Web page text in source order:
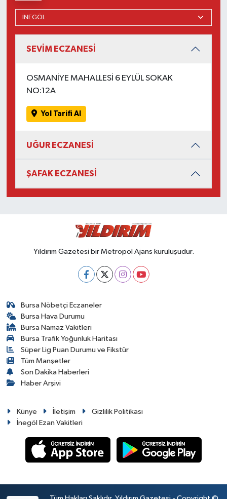
SEVİM ECZANESİ
OSMANİYE MAHALLESİ 6 EYLÜL SOKAK
NO:12A
Yol Tarifi Al
UĞUR ECZANESİ
ŞAFAK ECZANESİ
Yıldırım Gazetesi bir Metropol Ajans kuruluşudur.
Bursa Nöbetçi Eczaneler
Bursa Hava Durumu
Bursa Namaz Vakitleri
Bursa Trafik Yoğunluk Haritası
Süper Lig Puan Durumu ve Fikstür
Tüm Manşetler
Son Dakika Haberleri
Haber Arşivi
Künye İletişim
Gizlilik Politikası
İnegöl Ezan Vakitleri